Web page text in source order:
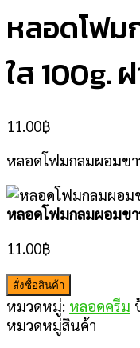
หลอดโฟ
ใส 100g.
11.00฿
หลอดโฟมกลมผอมข
หลอดโฟมกลมผอมข
11.00฿
สั่งซื้อสินค้า
หมวดหมู่: หลอดครีม
หมวดหมู่สินค้า